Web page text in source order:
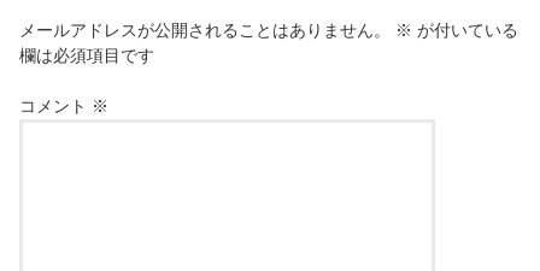
メールアドレスが公開されることはありません。 ※ が付いている
欄は必須項目です
コメント ※